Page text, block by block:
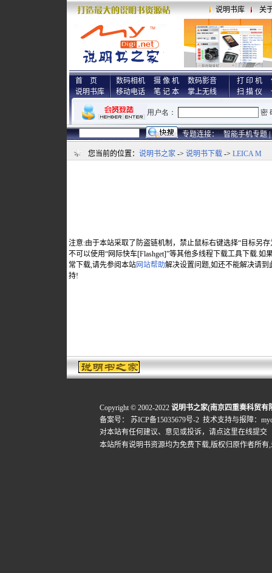
说明书库 关
首 页
说明书库
数码相机 摄 像 机
数码影音
移动电话
笔 记 本 掌上无线
打 印 机
扫 描 仪
专题连接： 智能手机专题 |
您当前的位置： 说明书之家 -> 说明书下载 -> LEICA M
注意:由于本站采取了防盗链机制，禁止鼠标右键选择“目标另
不可以使用“网际快车[Flashget]”等其他多线程下载工具下载.如
常下载,请先参阅本站网站帮助解决设置问题,如还不能解决请到
持!
Copyright © 2002-2022 说明书之家(南京四重奏科贸有
备案号：
苏ICP备15035679号-2 技术支持与报障：
对本站有任何建议、意见或投诉， 请点这里在线提交
本站所有说明书资源均为免费下载,版权归原作者所